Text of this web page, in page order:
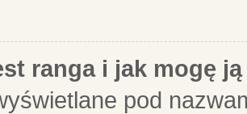
ranga i jak mogę
pod